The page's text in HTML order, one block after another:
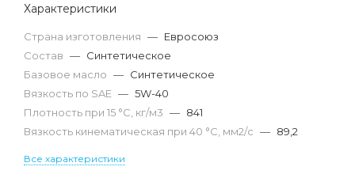
Характеристики
Страна изготовления — Евросоюз
Состав — Синтетическое
Базовое масло — Синтетическое
Вязкость по SAE — 5W-40
Плотность при 15 °С, кг/м3 — 841
Вязкость кинематическая при 40 °С, мм2/с — 89,2
Все характеристики